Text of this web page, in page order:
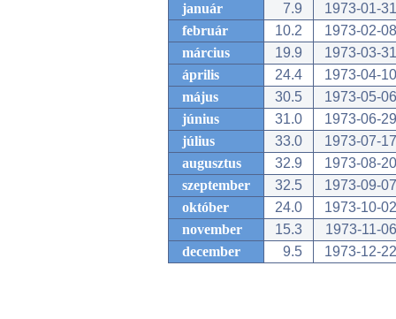
január
7.9
1973-01-31
február
10.2
1973-02-08
március
19.9
1973-03-31
április
24.4
1973-04-10
május
30.5
1973-05-06
június
31.0
1973-06-29
július
33.0
1973-07-17
augusztus
32.9
1973-08-20
szeptember
32.5
1973-09-07
október
24.0
1973-10-02
november
15.3
1973-11-06
december
9.5 1973-12-22